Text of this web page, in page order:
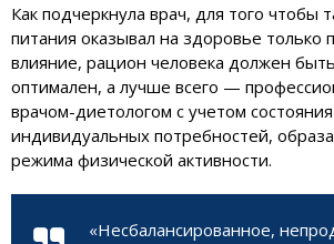
Как подчеркнула врач, для того чтобы
питания оказывал на здоровье только
влияние, рацион человека должен
оптимален, а лучше всего —
врачом-диетологом с учетом
индивидуальных потребностей,
режима физической активности.
«Несбалансированное,